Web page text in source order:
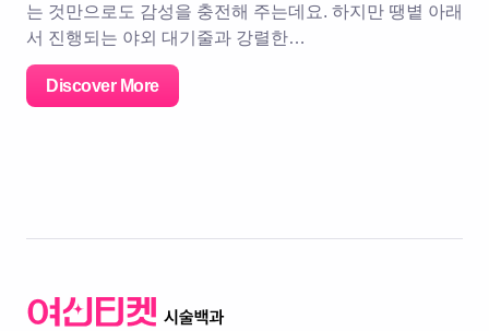
는 것만으로도 감성을 충전해 주는데요. 하지만 땡볕 아래
서 진행되는 야외 대기줄과 강렬한…
Discover More